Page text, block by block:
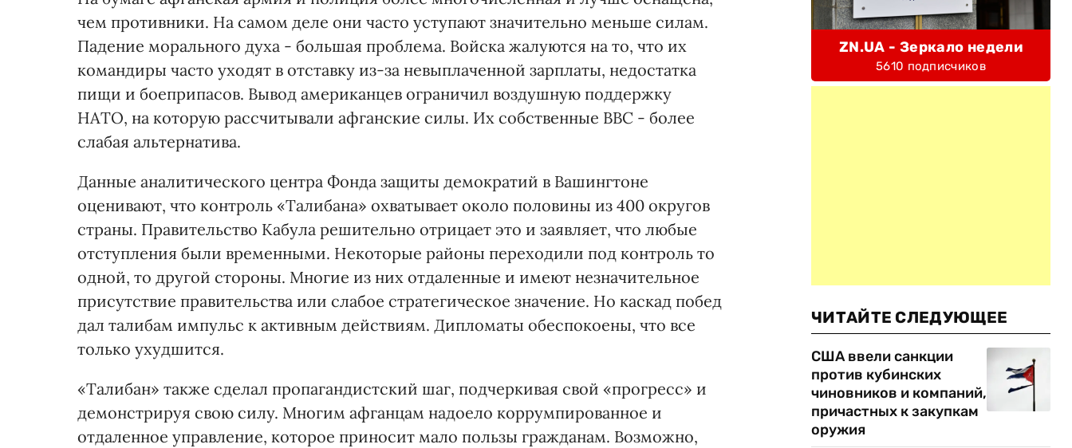
чем противники. На самом деле они часто уступают значительно меньше силам.
Падение морального духа - большая проблема. Войска жалуются на то, что их
командиры часто уходят в отставку из-за невыплаченной зарплаты, недостатка
пищи и боеприпасов. Вывод американцев ограничил воздушную поддержку
НАТО, на которую рассчитывали афганские силы. Их собственные ВВС - более
слабая альтернатива.
Данные аналитического центра Фонда защиты демократий в Вашингтоне
оценивают, что контроль «Талибана» охватывает около половины из 400 округов
страны. Правительство Кабула решительно отрицает это и заявляет, что любые
отступления были временными. Некоторые районы переходили под контроль то
одной, то другой стороны. Многие из них отдаленные и имеют незначительное
присутствие правительства или слабое стратегическое значение. Но каскад побед
дал талибам импульс к активным действиям. Дипломаты обеспокоены, что все
только ухудшится.
«Талибан» также сделал пропагандистский шаг, подчеркивая свой «прогресс» и
демонстрируя свою силу. Многим афганцам надоело коррумпированное и
отдаленное управление, которое приносит мало пользы гражданам. Возможно,
ZN.UA - Зеркало недели
5610 подписчиков
ЧИТАЙТЕ СЛЕДУЮЩЕЕ
США ввели санкции
против кубинских
чиновников и компаний,
причастных к закупкам
оружия